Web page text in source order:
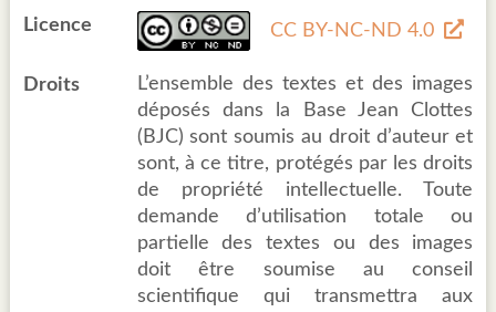
Licence CC BY-NC-ND 4.0
Droits
L’ensemble des textes et des images
déposés dans la Base Jean Clottes
(BJC) sont soumis au droit d’auteur et
sont, à ce titre, protégés par les droits
de propriété intellectuelle. Toute
demande d’utilisation totale ou
partielle des textes ou des images
doit être soumise au conseil
scientifique qui transmettra aux